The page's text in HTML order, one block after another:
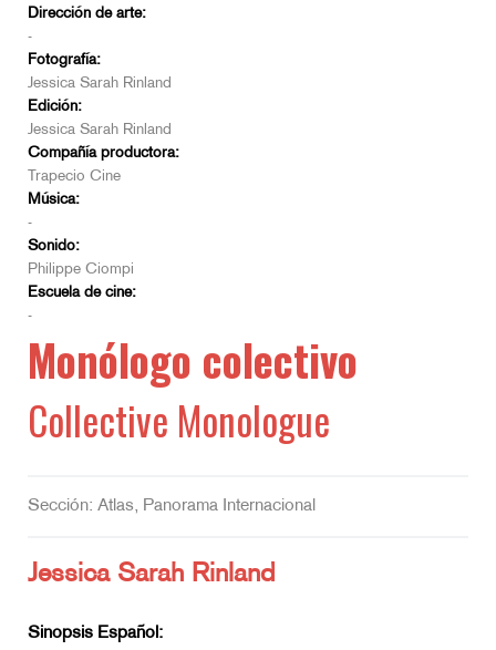
Dirección de arte:
-
Fotografía:
Jessica Sarah Rinland
Edición:
Jessica Sarah Rinland
Compañía productora:
Trapecio Cine
Música:
-
Sonido:
Philippe Ciompi
Escuela de cine:
-
Monólogo colectivo
Collective Monologue
Sección: Atlas, Panorama Internacional
Jessica Sarah Rinland
Sinopsis Español: